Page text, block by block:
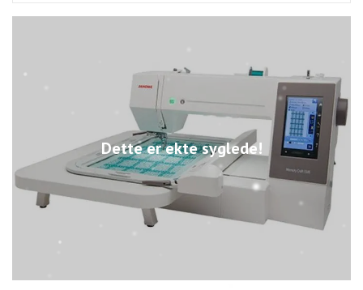
Dette er ekte syglede!